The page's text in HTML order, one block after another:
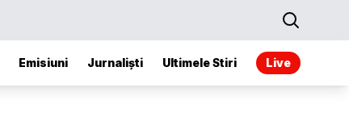
Emisiuni Jurnaliști Ultimele Stiri Live